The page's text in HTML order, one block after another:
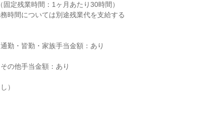
定残業時間：1ヶ月あたり30時間）
時間については別途残業代を支給する
勤・皆勤・家族手当金額：あり
の他手当金額：あり
）